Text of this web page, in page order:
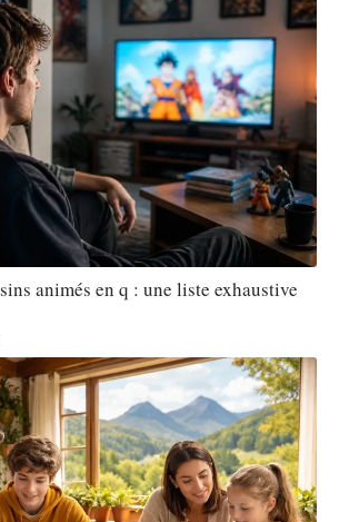
animés en q : une liste exhaustive